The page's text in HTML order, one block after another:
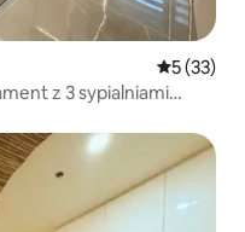
Średnia
5 (33)
z 3 sypialniami